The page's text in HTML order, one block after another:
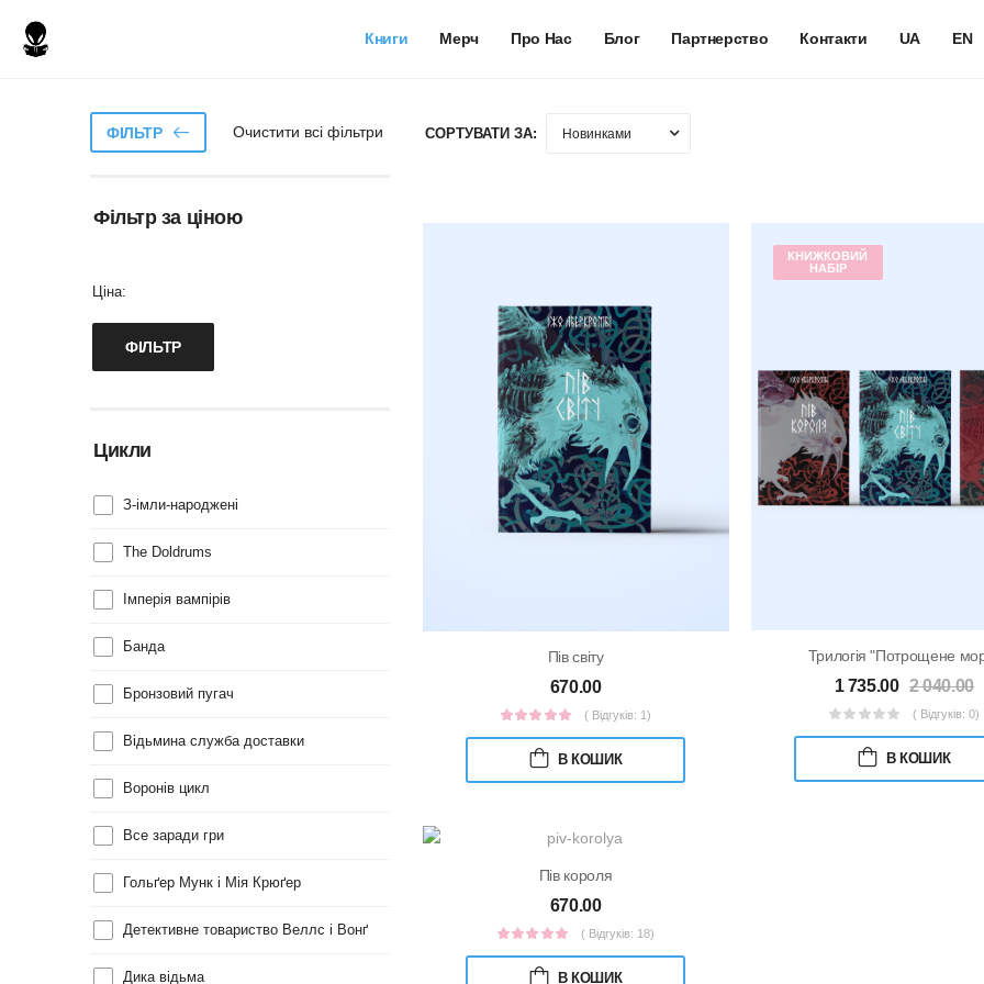
Книги Мерч Про Нас Блог Партнерство Контакти UA EN
ФІЛЬТР Очистити всі фільтри
Фільтр за ціною
Ціна:
Цикли
З-імли-народжені
The Doldrums
Імперія вампірів
Банда
Бронзовий пугач
Відьмина служба доставки
Воронів цикл
Все заради гри
Гольґер Мунк і Мія Крюґер
Детективне товариство Веллс і Вонґ
Дика відьма
СОРТУВАТИ ЗА:
Пів світу
670.00
( Відгуків: 1)
В КОШИК
КНИЖКОВИЙ
НАБІР
Трилогія "Потрощене
1 735.00 2 040.00
( Відгуків: 0)
В КОШИК
Пів короля
670.00
( Відгуків: 18)
В КОШИК